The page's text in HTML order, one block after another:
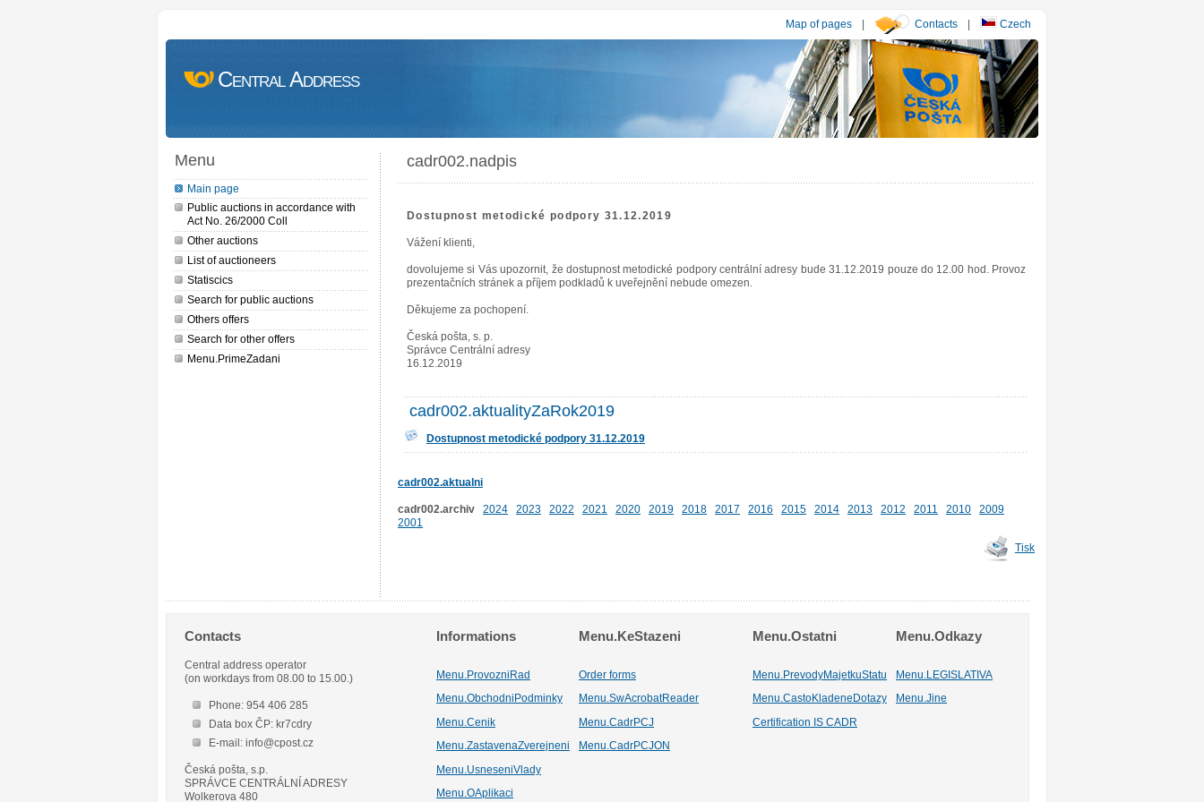
Map of pages | Contacts | Czech
Central Address
Menu
Main page
Public auctions in accordance with
Act No. 26/2000 Coll
Other auctions
List of auctioneers
Statiscics
Search for public auctions
Others offers
Search for other offers
Menu.PrimeZadani
cadr002.nadpis
Dostupnost metodické podpory 31.12.2019
Vážení klienti,
dovolujeme si Vás upozornit, že dostupnost metodické podpory centrální adresy bude 31.12.2019 pouze do 12.00 hod. Provoz
prezentačních stránek a příjem podkladů k uveřejnění nebude omezen.
Děkujeme za pochopení.
Česká pošta, s. p.
Správce Centrální adresy
16.12.2019
cadr002.aktualityZaRok2019
Dostupnost metodické podpory 31.12.2019
cadr002.aktualni
cadr002.archiv 2024 2023 2022 2021 2020 2019 2018 2017 2016 2015 2014 2013 2012 2011 2010
2009
2001
Tisk
Contacts
Central address operator
(on workdays from 08.00 to 15.00.)
Phone: 954 406 285
Data box ČP: kr7cdry
E-mail: info@cpost.cz
Česká pošta, s.p.
SPRÁVCE CENTRÁLNÍ ADRESY
Wolkerova 480
Informations Menu.KeStazeni Menu.Ostatni Menu.Odkazy
Menu.ProvozniRad Order forms Menu.PrevodyMajetkuStatu
Menu.LEGISLATIVA
Menu.ObchodniPodminky
Menu.SwAcrobatReader Menu.CastoKladeneDotazy Menu.Jine
Menu.Cenik Menu.CadrPCJ
Certification IS CADR
Menu.ZastavenaZverejneni
Menu.CadrPCJON
Menu.UsneseniVlady
Menu.OAplikaci